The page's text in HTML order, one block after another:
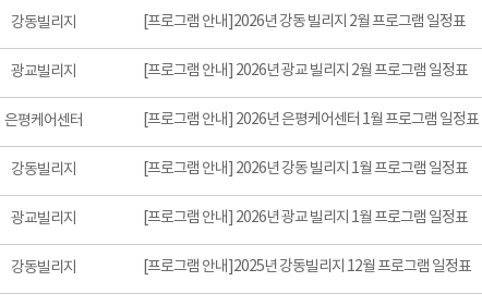
강동빌리지 [프로그램 안내]2026년 강동 빌리지 2월 프로그램 일정표
광교빌리지 [프로그램 안내] 2026년 광교 빌리지 2월 프로그램 일정표
은평케어센터 [프로그램 안내] 2026년 은평케어센터 1월 프로그램 일정표
강동빌리지 [프로그램 안내] 2026년 강동 빌리지 1월 프로그램 일정표
광교빌리지 [프로그램 안내] 2026년 광교 빌리지 1월 프로그램 일정표
강동빌리지 [프로그램 안내]2025년 강동빌리지 12월 프로그램 일정표